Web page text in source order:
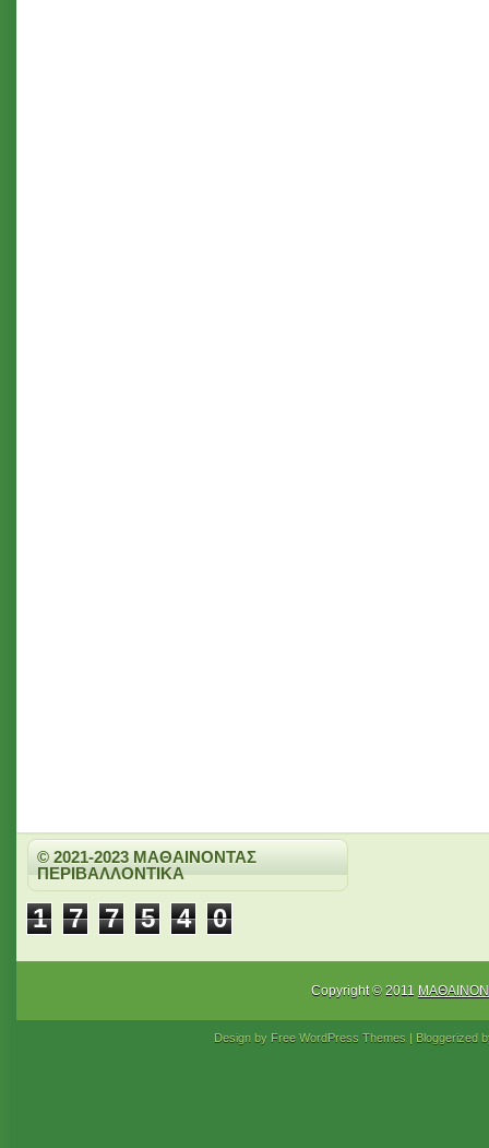
© 2021-2023 ΜΑΘΑΙΝΟΝΤΑΣ
ΠΕΡΙΒΑΛΛΟΝΤΙΚΑ
1 7 7 5 4 0
Copyright © 2011
Design by Free WordPress Themes | Bloggerized